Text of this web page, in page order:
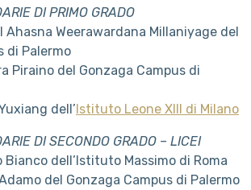
DI PRIMO GRADO
Ahasna Weerawardana Millaniyage del
di Palermo
Piraino del Gonzaga Campus di
dell’Istituto Leone XIII di Milano
DI SECONDO GRADO – LICEI
Bianco dell’Istituto Massimo di Roma
del Gonzaga Campus di Palermo